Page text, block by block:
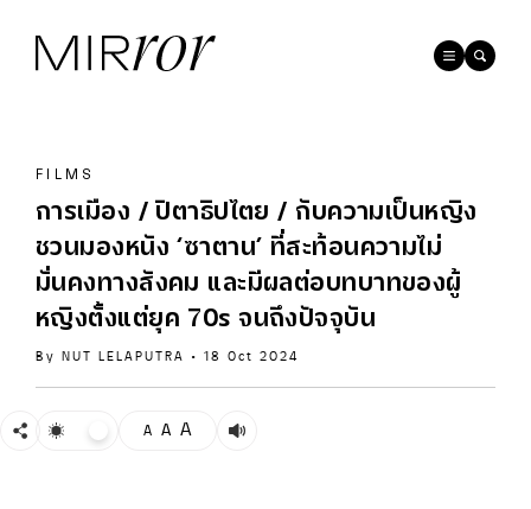
FILMS
การเมือง / ปิตาธิปไตย / กับความเป็นหญิง
ชวนมองหนัง ‘ซาตาน’ ที่สะท้อนความไม่
มั่นคงทางสังคม และมีผลต่อบทบาทของผู้
หญิงตั้งแต่ยุค 70s จนถึงปัจจุบัน
By NUT LELAPUTRA • 18 Oct 2024
A A A